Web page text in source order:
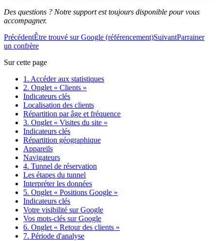
Des questions ? Notre support est toujours disponible pour vous
accompagner.
PrécédentÊtre trouvé sur Google (référencement)SuivantParrainer
un confrère
Sur cette page
1. Accéder aux statistiques
2. Onglet « Clients »
Indicateurs clés
Localisation des clients
Répartition par âge et fréquence
3. Onglet « Visites du site »
Indicateurs clés
Répartition géographique
Appareils
Navigateurs
4. Tunnel de réservation
Les étapes du tunnel
Interpréter les données
5. Onglet « Positions Google »
Indicateurs clés
Votre visibilité sur Google
Vos mots-clés sur Google
6. Onglet « Retour des clients »
7. Période d'analyse